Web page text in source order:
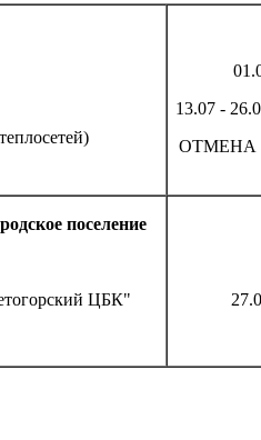
13.07 -
ОТМЕНА
поселение
ЦБК"